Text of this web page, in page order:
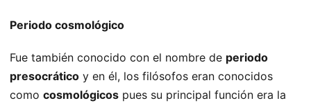
Periodo cosmológico
Fue también conocido con el nombre de periodo
presocrático y en él, los filósofos eran conocidos
como cosmológicos pues su principal función era la